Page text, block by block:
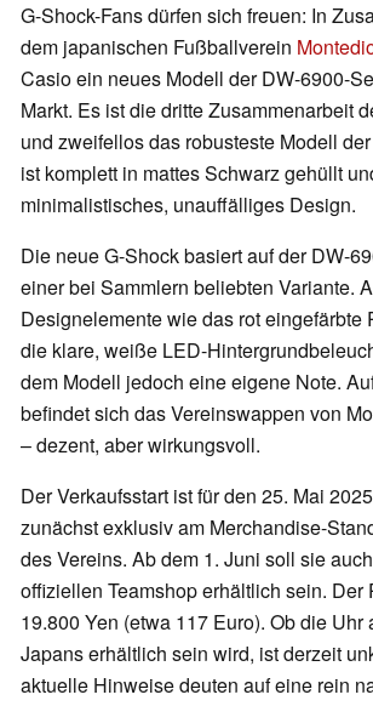
G-Shock-Fans dürfen sich freuen: In
dem japanischen Fußballverein
Casio ein neues Modell der DW-6900-
Markt. Es ist die dritte Zusammenarbeit
und zweifellos das robusteste Modell
ist komplett in mattes Schwarz gehüllt
minimalistisches, unauffälliges Design.
Die neue G-Shock basiert auf der DW-
einer bei Sammlern beliebten Variante.
Designelemente wie das rot eingefärbte
die klare, weiße LED-
dem Modell jedoch eine eigene Note.
befindet sich das Vereinswappen von
– dezent, aber wirkungsvoll.
Der Verkaufsstart ist für den 25. Mai
zunächst exklusiv am Merchandise-
des Vereins. Ab dem 1. Juni soll sie
offiziellen Teamshop erhältlich sein. Der
19.800 Yen (etwa 117 Euro). Ob die
Japans erhältlich sein wird, ist derzeit
aktuelle Hinweise deuten auf eine rein